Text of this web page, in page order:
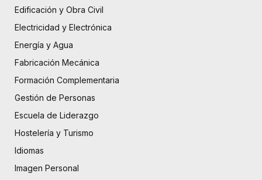
Edificación y Obra Civil
Electricidad y Electrónica
Energía y Agua
Fabricación Mecánica
Formación Complementaria
Gestión de Personas
Escuela de Liderazgo
Hostelería y Turismo
Idiomas
Imagen Personal